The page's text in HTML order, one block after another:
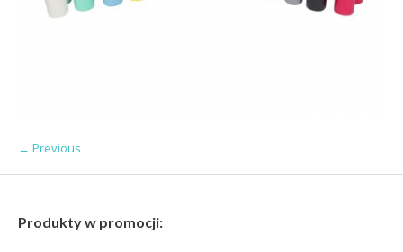
← Previous
Produkty w promocji: